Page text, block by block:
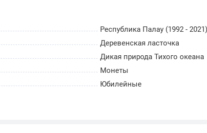
Республика Палау (1992 - 2021)
Деревенская ласточка
Дикая природа Тихого океана
Монеты
Юбилейные